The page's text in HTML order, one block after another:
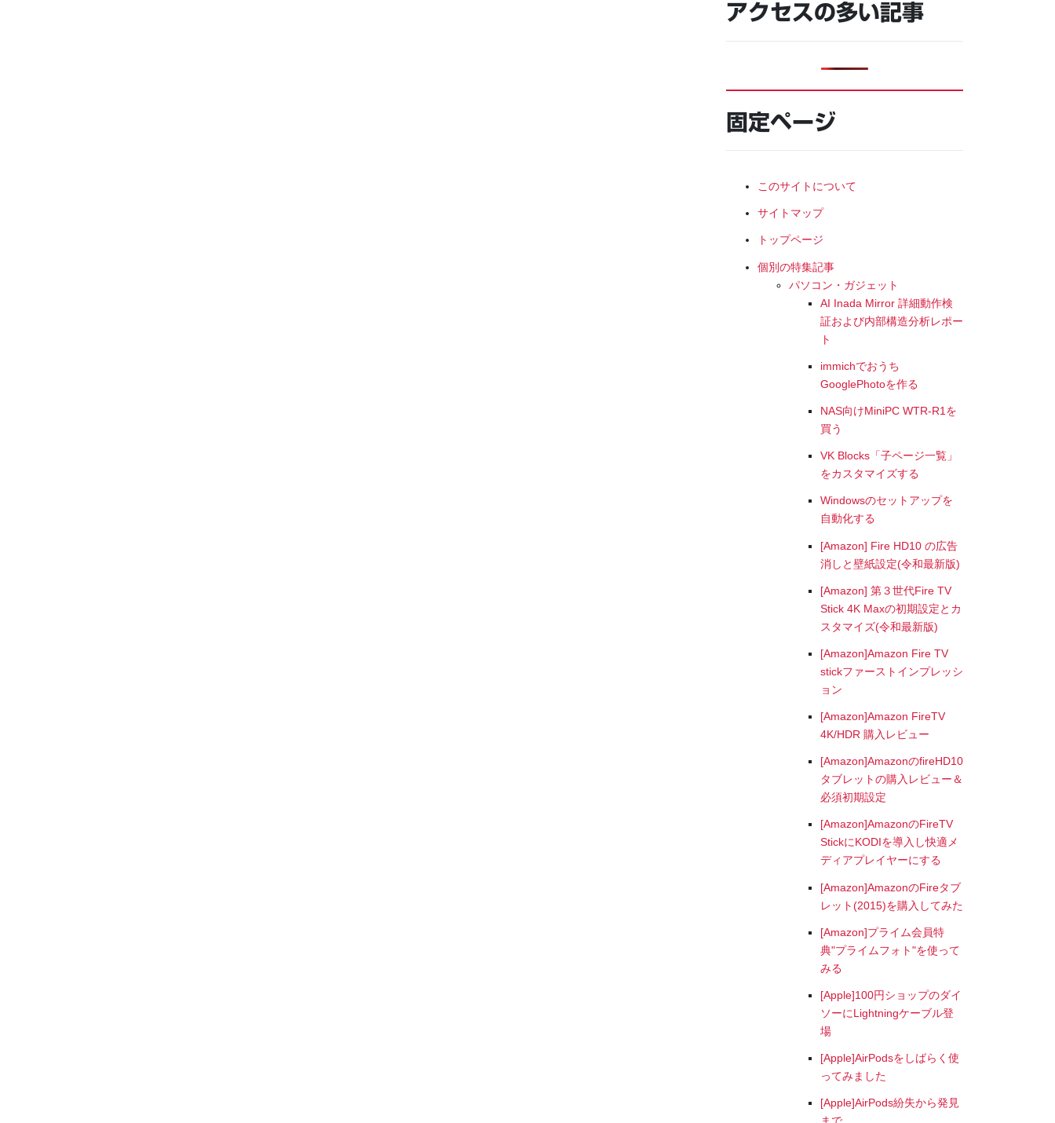
アクセスの多い記事
固定ページ
このサイトについて
サイトマップ
トップページ
個別の特集記事
パソコン・ガジェット
AI Inada Mirror 詳細動作検
証および内部構造分析レポー
ト
immichでおうち
GooglePhotoを作る
NAS向けMiniPC WTR-R1を
買う
VK Blocks「子ページ一覧」
をカスタマイズする
Windowsのセットアップを
自動化する
[Amazon] Fire HD10 の広告
消しと壁紙設定(令和最新版)
[Amazon] 第３世代Fire TV
Stick 4K Maxの初期設定とカ
スタマイズ(令和最新版)
[Amazon]Amazon Fire TV
stickファーストインプレッシ
ョン
[Amazon]Amazon FireTV
4K/HDR 購入レビュー
[Amazon]AmazonのfireHD10
タブレットの購入レビュー＆
必須初期設定
[Amazon]AmazonのFireTV
StickにKODIを導入し快適メ
ディアプレイヤーにする
[Amazon]AmazonのFireタブ
レット(2015)を購入してみた
[Amazon]プライム会員特
典"プライムフォト"を使って
みる
[Apple]100円ショップのダイ
ソーにLightningケーブル登
場
[Apple]AirPodsをしばらく使
ってみました
[Apple]AirPods紛失から発見